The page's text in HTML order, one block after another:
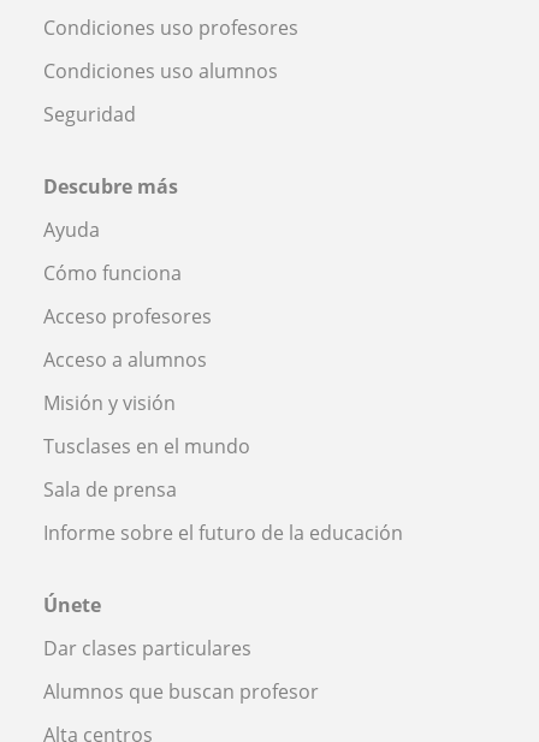
Condiciones uso profesores
Condiciones uso alumnos
Seguridad
Descubre más
Ayuda
Cómo funciona
Acceso profesores
Acceso a alumnos
Misión y visión
Tusclases en el mundo
Sala de prensa
Informe sobre el futuro de la educación
Únete
Dar clases particulares
Alumnos que buscan profesor
Alta centros